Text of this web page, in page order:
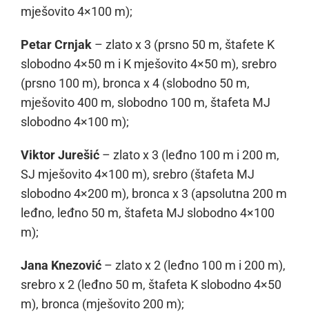
mješovito 4×100 m);
Petar Crnjak – zlato x 3 (prsno 50 m, štafete K
slobodno 4×50 m i K mješovito 4×50 m), srebro
(prsno 100 m), bronca x 4 (slobodno 50 m,
mješovito 400 m, slobodno 100 m, štafeta MJ
slobodno 4×100 m);
Viktor Jurešić – zlato x 3 (leđno 100 m i 200 m,
SJ mješovito 4×100 m), srebro (štafeta MJ
slobodno 4×200 m), bronca x 3 (apsolutna 200 m
leđno, leđno 50 m, štafeta MJ slobodno 4×100
m);
Jana Knezović – zlato x 2 (leđno 100 m i 200 m),
srebro x 2 (leđno 50 m, štafeta K slobodno 4×50
m), bronca (mješovito 200 m);